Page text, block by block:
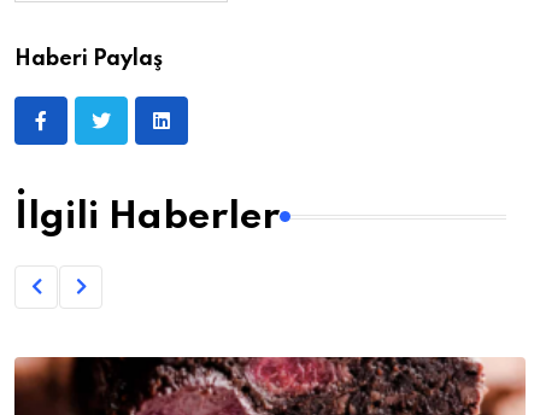
Haberi Paylaş
İlgili Haberler